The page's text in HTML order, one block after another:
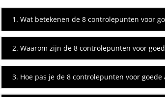
1. Wat betekenen de 8 controlepunten voor
2. Waarom zijn de 8 controlepunten voor
3. Hoe pas je de 8 controlepunten voor